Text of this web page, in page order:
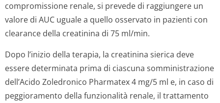
compromissione renale, si prevede di raggiungere un
valore di AUC uguale a quello osservato in pazienti con
clearance della creatinina di 75 ml/min.
Dopo l’inizio della terapia, la creatinina sierica deve
essere determinata prima di ciascuna somministrazione
dell’Acido Zoledronico Pharmatex 4 mg/5 ml e, in caso di
peggioramento della funzionalità renale, il trattamento